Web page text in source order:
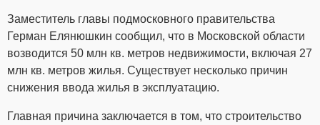
Заместитель главы подмосковного правительства
Герман Елянюшкин сообщил, что в Московской области
возводится 50 млн кв. метров недвижимости, включая 27
млн кв. метров жилья. Существует несколько причин
снижения ввода жилья в эксплуатацию.
Главная причина заключается в том, что строительство